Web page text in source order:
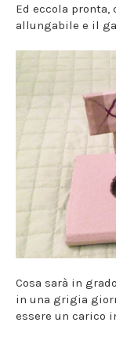
Ed eccola
allungabile e il
Cosa sarà in
in una grigia
essere un carico